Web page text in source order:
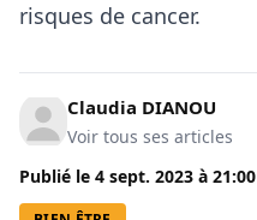
risques de cancer.
Claudia DIANOU
Voir tous ses articles
Publié le 4 sept. 2023 à 21:00